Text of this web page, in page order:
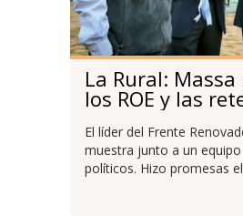
La Rural:
los ROE y las
El líder del Frente
muestra junto a un
políticos. Hizo promesas